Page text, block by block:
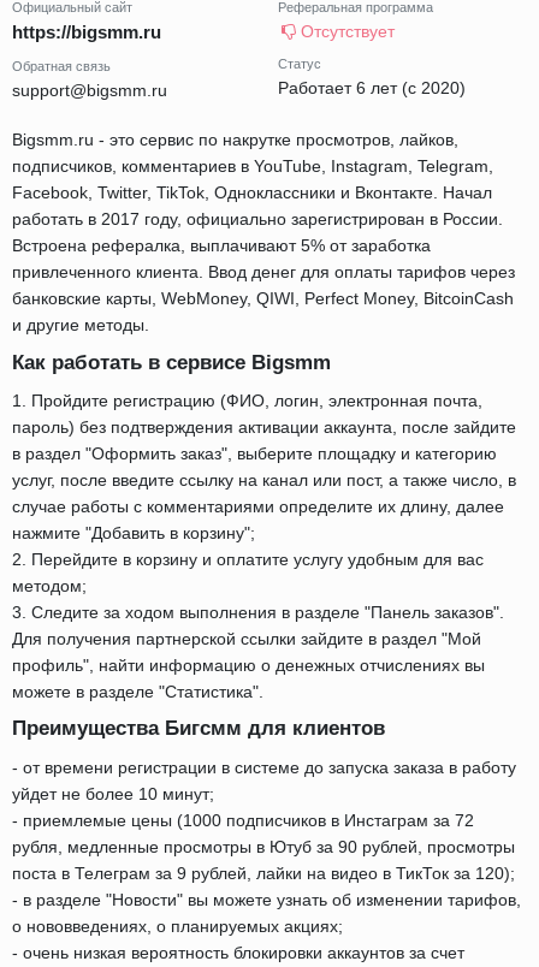
Официальный сайт
https://bigsmm.ru
Обратная связь
support@bigsmm.ru
Реферальная программа
Отсутствует
Статус
Работает 6 лет (с 2020)
Bigsmm.ru - это сервис по накрутке просмотров, лайков,
подписчиков, комментариев в YouTube, Instagram, Telegram,
Facebook, Twitter, TikTok, Одноклассники и Вконтакте. Начал
работать в 2017 году, официально зарегистрирован в России.
Встроена рефералка, выплачивают 5% от заработка
привлеченного клиента. Ввод денег для оплаты тарифов через
банковские карты, WebMoney, QIWI, Perfect Money, BitcoinCash
и другие методы.
Как работать в сервисе Bigsmm
1. Пройдите регистрацию (ФИО, логин, электронная почта,
пароль) без подтверждения активации аккаунта, после зайдите
в раздел "Оформить заказ", выберите площадку и категорию
услуг, после введите ссылку на канал или пост, а также число, в
случае работы с комментариями определите их длину, далее
нажмите "Добавить в корзину";
2. Перейдите в корзину и оплатите услугу удобным для вас
методом;
3. Следите за ходом выполнения в разделе "Панель заказов".
Для получения партнерской ссылки зайдите в раздел "Мой
профиль", найти информацию о денежных отчислениях вы
можете в разделе "Статистика".
Преимущества Бигсмм для клиентов
- от времени регистрации в системе до запуска заказа в работу
уйдет не более 10 минут;
- приемлемые цены (1000 подписчиков в Инстаграм за 72
рубля, медленные просмотры в Ютуб за 90 рублей, просмотры
поста в Телеграм за 9 рублей, лайки на видео в ТикТок за 120);
- в разделе "Новости" вы можете узнать об изменении тарифов,
о нововведениях, о планируемых акциях;
- очень низкая вероятность блокировки аккаунтов за счет